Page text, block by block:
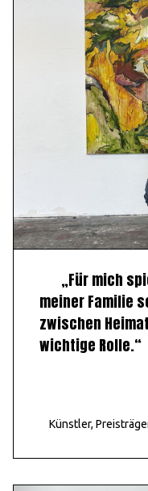
„Für mich
meiner Familie
zwischen
wichtige Rolle.“
Künstler,